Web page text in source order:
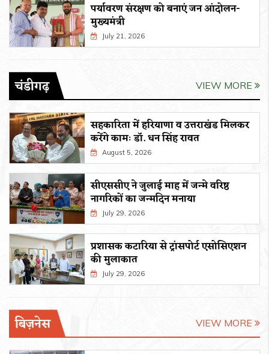
पर्यावरण संरक्षण को बनाएं जन आंदोलन-
मुख्यमंत्री
July 21, 2026
चंडीगढ़ VIEW MORE
सहकारिता में हरियाणा व उत्तराखंड मिलकर
करेंगे कामः डाॅ. धन सिंह रावत
August 5, 2026
सीएससीए ने जुलाई माह में जन्मे वरिष्ठ
नागरिकों का जन्मदिन मनाया
July 29, 2026
प्रशासक कटारिया से ट्रांसपोर्ट एसोसिएशन
की मुलाकात
July 29, 2026
बिज़नेस VIEW MORE